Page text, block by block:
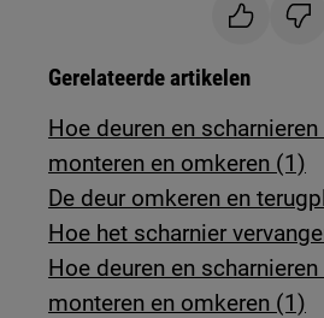
Gerelateerde artikelen
Hoe deuren en
monteren en omkeren (1)
De deur omkeren en
Hoe het scharnier
Hoe deuren en
monteren en omkeren (1)